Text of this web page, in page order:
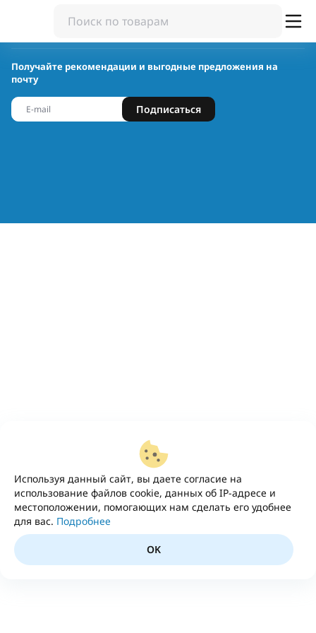
Используя данный сайт, вы даете согласие на
использование файлов cookie, данных об IP-адресе и
местоположении, помогающих нам сделать его удобнее
для вас. Подробнее
OK
Получайте рекомендации и выгодные предложения на
почту
Подписаться